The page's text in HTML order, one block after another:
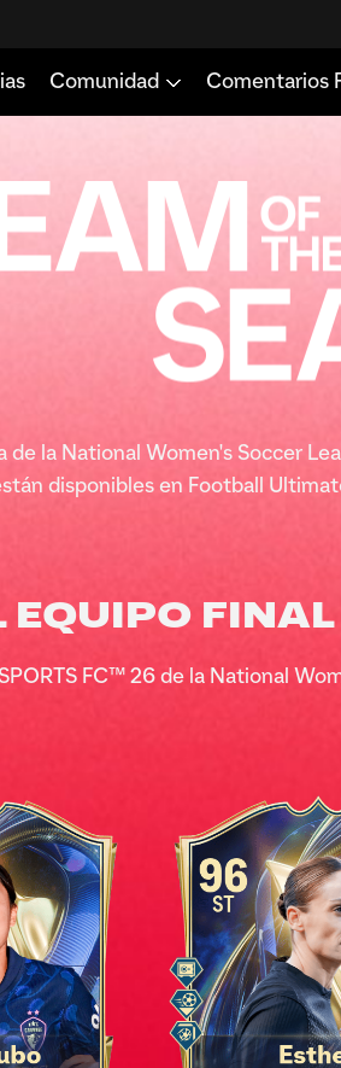
la National Women's Soccer
disponibles en Football
EQUIPO FINAL
FC™ 26 de la National